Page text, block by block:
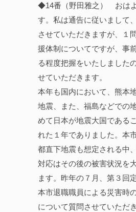
◆14番（野田雅之） おは
す。私は通告に従いまして
させていただきますが、１
援体制についてですが、事
る程度把握をいたしました
せていただきます。
本年も国内において、熊本
地震、また、福島などでの
めて日本が地震大国である
れた１年でありました。本
都直下地震も想定される中
対応はその後の被害状況を
ます。昨年の７月、第３回
本市退職職員による災害時
について質問させていただ